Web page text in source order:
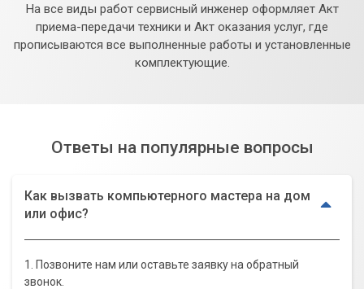
На все виды работ сервисный инженер оформляет Акт
приема-передачи техники и Акт оказания услуг, где
прописываются все выполненные работы и установленные
комплектующие.
Ответы на популярные вопросы
Как вызвать компьютерного мастера на дом
или офис?
1. Позвоните нам или оставьте заявку на обратный
звонок.